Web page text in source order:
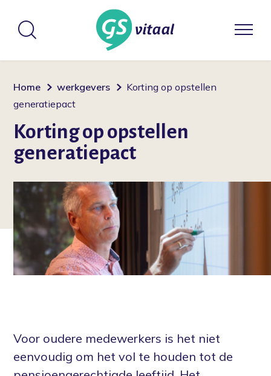
Home werkgevers
Korting op opstellen
generatiepact
Korting op opstellen
generatiepact
Voor oudere medewerkers is het niet
eenvoudig om het vol te houden tot de